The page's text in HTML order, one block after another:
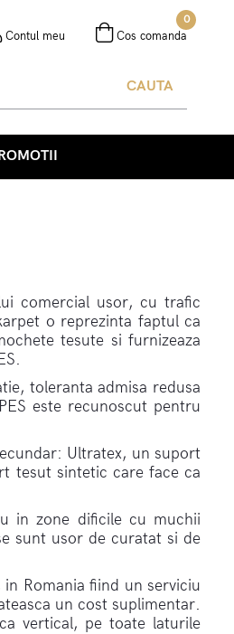
Contul meu
0
Cos comanda
CAUTA
comercial usor, cu trafic
o reprezinta faptul ca
tesute si furnizeaza
toleranta admisa redusa
este recunoscut pentru
Ultratex, un suport
tesut sintetic care face ca
in zone dificile cu muchii
sunt usor de curatat si de
Romania fiind un serviciu
un cost suplimentar.
vertical, pe toate laturile